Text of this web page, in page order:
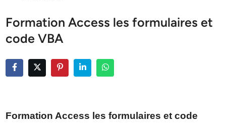
Formation Access les formulaires et
code VBA
Formation Access les formulaires et code